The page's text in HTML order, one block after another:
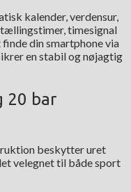
kalender, verdensur,
timesignal
din smartphone via
en stabil og nøjagtig
20 bar
beskytter uret
velegnet til både sport